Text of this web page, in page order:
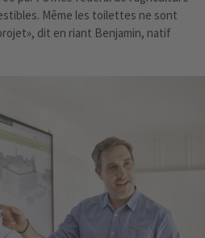
Même les toilettes ne sont
dit en riant Benjamin, natif